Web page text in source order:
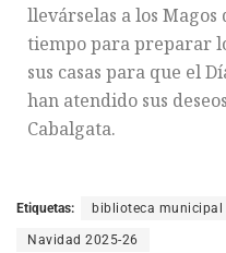
llevárselas a los
tiempo para preparar
sus casas para que el
han atendido sus
Cabalgata.
Etiquetas: biblioteca municipal
Navidad 2025-26